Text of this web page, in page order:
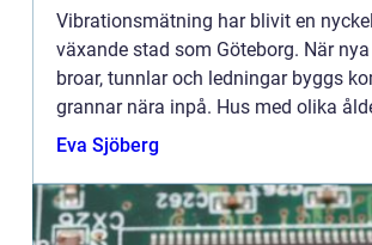
Vibrationsmätning har blivit en
växande stad som Göteborg. När
broar, tunnlar och ledningar byggs
grannar nära inpå. Hus med olika
grundläggning står sida vid sida. Då
Eva Sjöberg